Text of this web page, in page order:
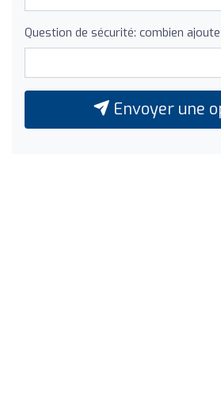
Question de sécurité: combien
Envoyer une